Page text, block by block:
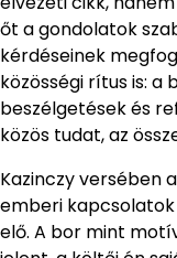
őt a gondolatok
kérdéseinek
közösségi rítus is:
beszélgetések és
közös tudat, az
Kazinczy versében
emberi
elő. A bor mint